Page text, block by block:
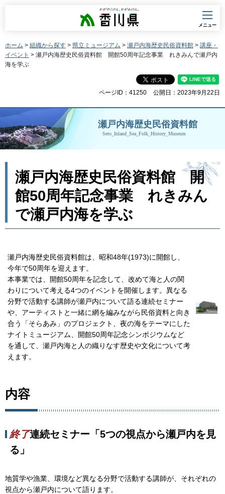
香川県
メニュー
ホーム > 組織から探す > 県立ミュージアム > 瀬戸内海歴史民俗資料館 > 講座・
イベント > 瀬戸内海歴史民俗資料館 開館50周年記念事業 れきみんで瀬戸内
海を学ぶ
ページID：41250 公開日：2023年9月22日
瀬戸内海歴史民俗資料館
Seto_Inland_Sea_Folk_History_Museum
瀬戸内海歴史民俗資料館
開
館50周年記念事業
れきみん
で瀬戸内海を学ぶ
瀬戸内海歴史民俗資料館は、昭和48年(1973)に開館し、
今年で50周年を迎えます。
本事業では、開館50周年を記念して、改めて海と人の関
わりについて考える4つのイベントを開催します。異なる
分野で活動する講師が瀬戸内について語る連続セミナー
や、アーティストと一緒に網を編みながら民俗資料と向き
合う「そらあみ」のプロジェクト、夜の海をテーマにした
ナイトミュージアム、開館50周年記念シンポジウムなど
を通して、瀬戸内海と人の織りなす歴史や文化について考
えます。
内容
終了連続セミナー「5つの視点から瀬戸内を見
る」
地質学や漁業、環境など異なる分野で活動する講師が、それぞれの
視点から瀬戸内について語ります。